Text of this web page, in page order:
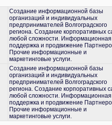
Создание информационной базы
организаций и индивидуальных
предпринимателей Волгоградского
региона. Создание корпоративных
любой сложности. Информационная
поддержка и продвижение
Прочие информационные и
маркетинговые услуги.
Создание информационной базы
организаций и индивидуальных
предпринимателей Волгоградского
региона. Создание корпоративных
любой сложности. Информационная
поддержка и продвижение
Прочие информационные и
маркетинговые услуги.